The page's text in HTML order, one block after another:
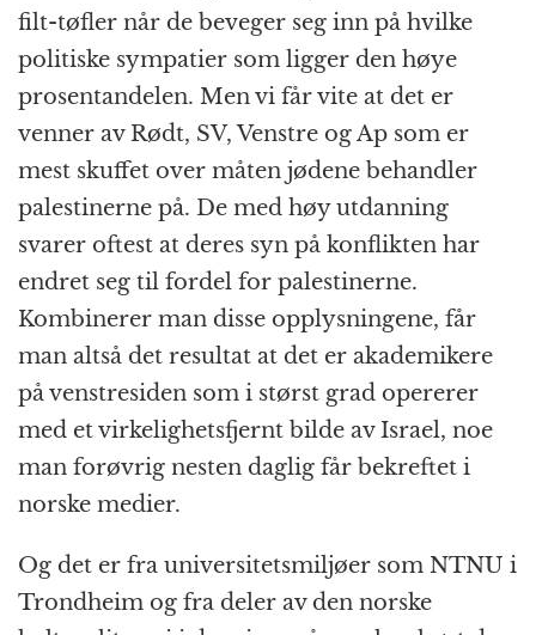
filt-tøfler når de beveger seg inn på hvilke
politiske sympatier som ligger den høye
prosentandelen. Men vi får vite at det er
venner av Rødt, SV, Venstre og Ap som er
mest skuffet over måten jødene behandler
palestinerne på. De med høy utdanning
svarer oftest at deres syn på konflikten har
endret seg til fordel for palestinerne.
Kombinerer man disse opplysningene, får
man altså det resultat at det er akademikere
på venstresiden som i størst grad opererer
med et virkelighetsfjernt bilde av Israel, noe
man forøvrig nesten daglig får bekreftet i
norske medier.
Og det er fra universitetsmiljøer som NTNU i
Trondheim og fra deler av den norske